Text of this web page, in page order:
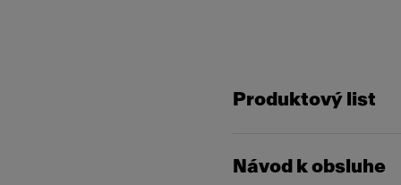
Produktový list
Návod k obsluhe